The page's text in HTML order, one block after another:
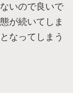
いので良いで
が続いてしま
なってしまう